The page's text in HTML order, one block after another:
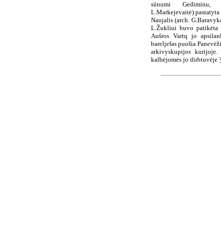
sūnumi Gediminu,
L.Markejevaitė)
Naujalis (arch.
L.Žukliui buvo patikėta
Aušros Vartų jo
bareljefas puošia
arkivyskupijos
kalbėjomės jo dirbtuvėje